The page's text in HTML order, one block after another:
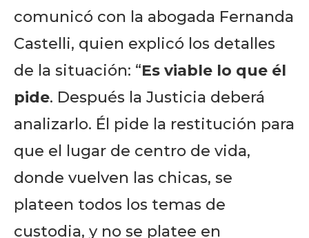
comunicó con la abogada Fernanda
Castelli, quien explicó los detalles
de la situación: “Es viable lo que él
pide. Después la Justicia deberá
analizarlo. Él pide la restitución para
que el lugar de centro de vida,
donde vuelven las chicas, se
plateen todos los temas de
custodia, y no se platee en